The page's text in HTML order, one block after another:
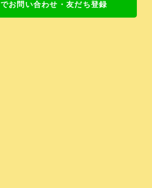
お問い合わせ・友だち登録